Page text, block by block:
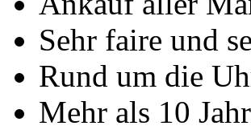
Sehr faire und
Rund um die
Mehr als 10